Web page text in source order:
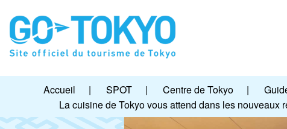
Accueil | SPOT | Centre de Tokyo |
La cuisine de Tokyo vous attend dans les nouveaux